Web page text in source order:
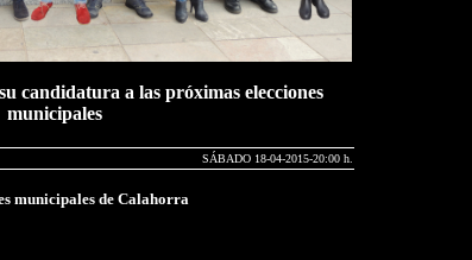
candidatura a las próximas elecciones
municipales
SÁBADO 18-04-2015-20:00 h.
municipales de Calahorra